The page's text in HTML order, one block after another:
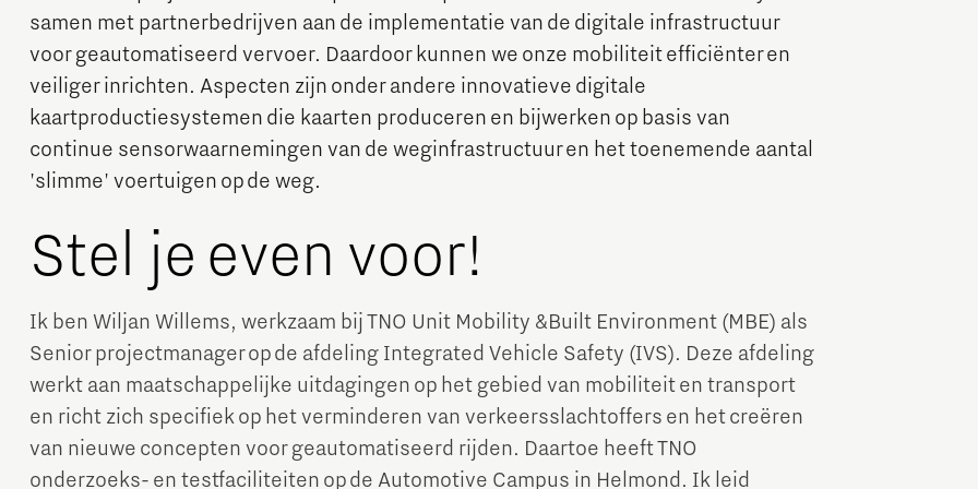
Brainport Industries Campus
High Tech Campus Eindhoven
Strijp District
TU/e Campus
Micro and nano electronics
samen met partnerbedrijven aan de implementatie van de digitale infrastructuur
voor geautomatiseerd vervoer. Daardoor kunnen we onze mobiliteit efficiënter en
veiliger inrichten. Aspecten zijn onder andere innovatieve digitale
kaartproductiesystemen die kaarten produceren en bijwerken op basis van
continue sensorwaarnemingen van de weginfrastructuur en het toenemende aantal
'slimme' voertuigen op de weg.
Stel je even voor!
Ik ben Wiljan Willems, werkzaam bij TNO Unit Mobility &Built Environment (MBE) als
Senior projectmanager op de afdeling Integrated Vehicle Safety (IVS). Deze afdeling
werkt aan maatschappelijke uitdagingen op het gebied van mobiliteit en transport
en richt zich specifiek op het verminderen van verkeersslachtoffers en het creëren
van nieuwe concepten voor geautomatiseerd rijden. Daartoe heeft TNO
onderzoeks- en testfaciliteiten op de Automotive Campus in Helmond. Ik leid